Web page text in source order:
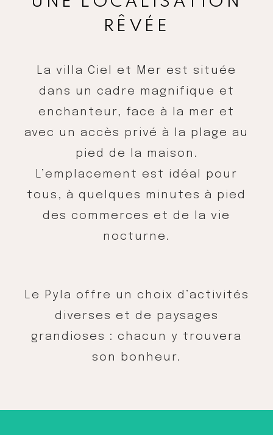
RÊVÉE
La villa Ciel et Mer est située
dans un cadre magnifique et
enchanteur, face à la mer et
avec un accès privé à la plage au
pied de la maison.
L’emplacement est idéal pour
tous, à quelques minutes à pied
des commerces et de la vie
nocturne.
Le Pyla offre un choix d’activités
diverses et de paysages
grandioses : chacun y trouvera
son bonheur.